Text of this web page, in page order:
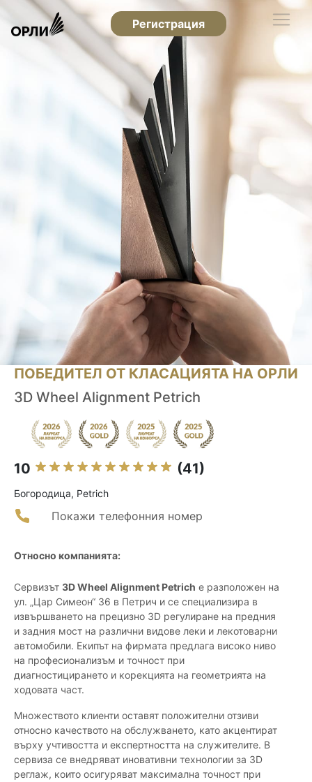
Регистрация
ПОБЕДИТЕЛ ОТ КЛАСАЦИЯТА НА ОРЛИ
3D Wheel Alignment Petrich
10 (41)
Богородица, Petrich
Покажи телефонния номер
Относно компанията:
Сервизът 3D Wheel Alignment Petrich е разположен на
ул. „Цар Симеон“ 36 в Петрич и се специализира в
извършването на прецизно 3D регулиране на предния
и задния мост на различни видове леки и лекотоварни
автомобили. Екипът на фирмата предлага високо ниво
на професионализъм и точност при
диагностицирането и корекцията на геометрията на
ходовата част.
Множеството клиенти оставят положителни отзиви
относно качеството на обслужването, като акцентират
върху учтивостта и експертността на служителите. В
сервиза се внедряват иновативни технологии за 3D
реглаж, които осигуряват максимална точност при